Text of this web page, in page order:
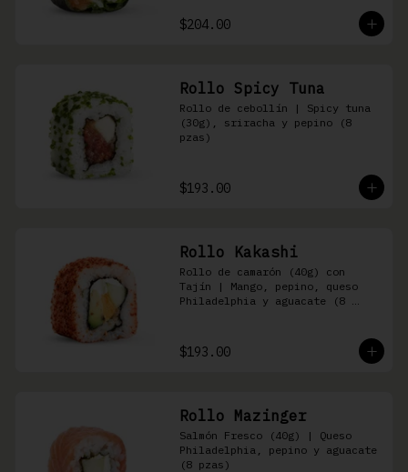
$204.00
Rollo Spicy Tuna
Rollo de cebollín | Spicy tuna
(30g), sriracha y pepino (8
pzas)
$193.00
Rollo Kakashi
Rollo de camarón (40g) con
Tajín | Mango, pepino, queso
Philadelphia y aguacate (8
$193.00
Rollo Mazinger
Salmón Fresco (40g) | Queso
Philadelphia, pepino y aguacate
(8 pzas)